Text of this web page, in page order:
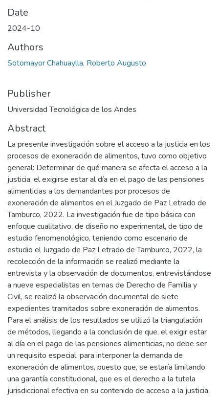
Date
2024-10
Authors
Sotomayor Chahuaylla, Roberto Augusto
Publisher
Universidad Tecnológica de los Andes
Abstract
La presente investigación sobre el acceso a la justicia en los
procesos de exoneración de alimentos, tuvo como objetivo
general: Determinar de qué manera se afecta el acceso a la
justicia, el exigirse estar al día en el pago de las pensiones
alimenticias a los demandantes por procesos de
exoneración de alimentos en el Juzgado de Paz Letrado de
Tamburco, 2022. La investigación fue de tipo básica con
enfoque cualitativo, de diseño no experimental, de tipo de
estudio fenomenológico, teniendo como escenario de
estudio el Juzgado de Paz Letrado de Tamburco, 2022, la
recolección de la información se realizó mediante la
entrevista y la observación de documentos, entrevistándose
a nueve especialistas en temas de Derecho de Familia y
Civil, se realizó la observación documental de siete
expedientes tramitados sobre exoneración de alimentos.
Para el análisis de los resultados se utilizó la triangulación
de métodos, llegando a la conclusión de que, el exigir estar
al día en el pago de las pensiones alimenticias, no debe ser
un requisito especial, para interponer la demanda de
exoneración de alimentos, puesto que, se estaría limitando
una garantía constitucional, que es el derecho a la tutela
jurisdiccional efectiva en su contenido de acceso a la justicia.